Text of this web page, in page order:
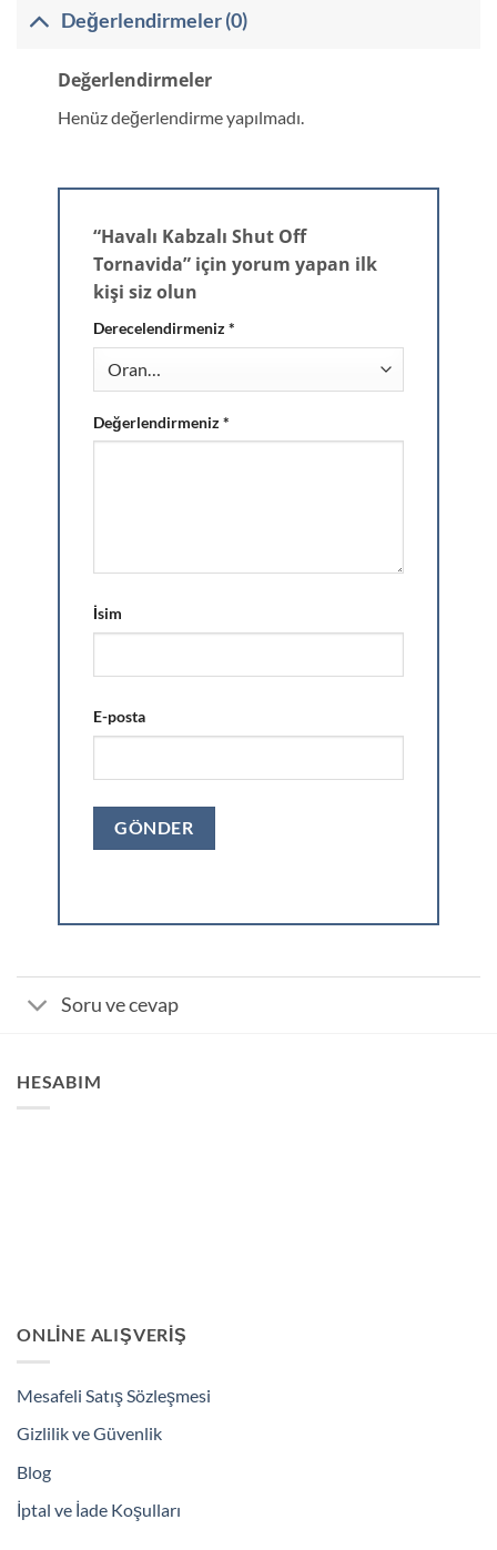
Değerlendirmeler (0)
Değerlendirmeler
Henüz değerlendirme yapılmadı.
“Havalı Kabzalı Shut Off
Tornavida” için yorum yapan ilk
kişi siz olun
Derecelendirmeniz*
Değerlendirmeniz*
İsim
E-posta
Soru ve cevap
HESABIM
ONLINE ALIŞVERIŞ
Mesafeli Satış Sözleşmesi
Gizlilik ve Güvenlik
Blog
İptal ve İade Koşulları